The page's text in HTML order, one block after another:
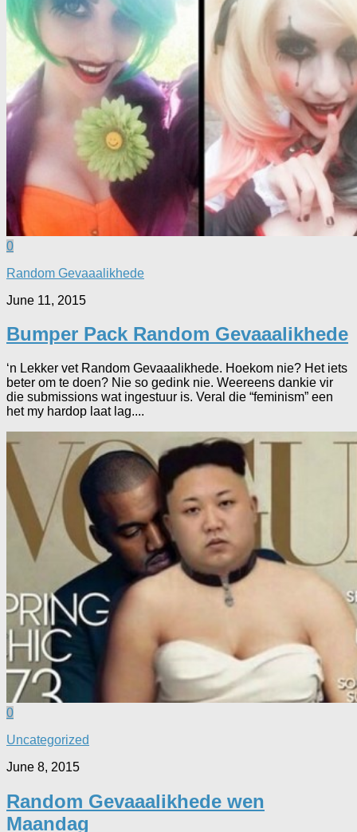
0
Random Gevaaalikhede
June 11, 2015
Bumper Pack Random Gevaaalikhede
‘n Lekker vet Random Gevaaalikhede. Hoekom nie? Het iets
beter om te doen? Nie so gedink nie. Weereens dankie vir
die submissions wat ingestuur is. Veral die “feminism” een
het my hardop laat lag....
0
Uncategorized
June 8, 2015
Random Gevaaalikhede wen
Maandag